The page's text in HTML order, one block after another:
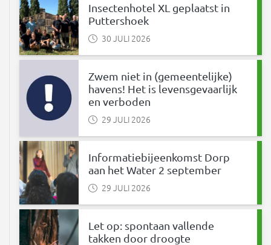
Insectenhotel XL geplaatst in
Puttershoek
30 JULI 2026
Zwem niet in (gemeentelijke)
havens! Het is levensgevaarlijk
en verboden
29 JULI 2026
Informatiebijeenkomst Dorp
aan het Water 2 september
29 JULI 2026
Let op: spontaan vallende
takken door droogte